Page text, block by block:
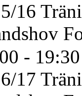
16
- 19:30
17